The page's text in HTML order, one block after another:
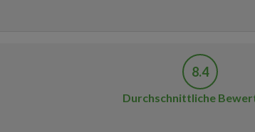
8.4
Durchschnittliche